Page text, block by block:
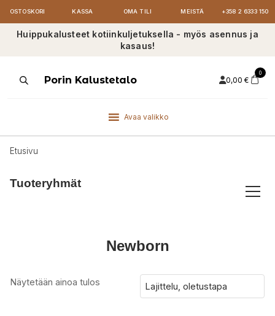
OSTOSKORI KASSA OMA TILI MEISTÄ +358 2 6333 150
Huippukalusteet kotiinkuljetuksella - myös asennus ja
kasaus!
ProductsPorin Kalustetalo 0,00 €
0
Avaa valikko
Etusivu
Tuoteryhmät
Newborn
Näytetään ainoa tulos